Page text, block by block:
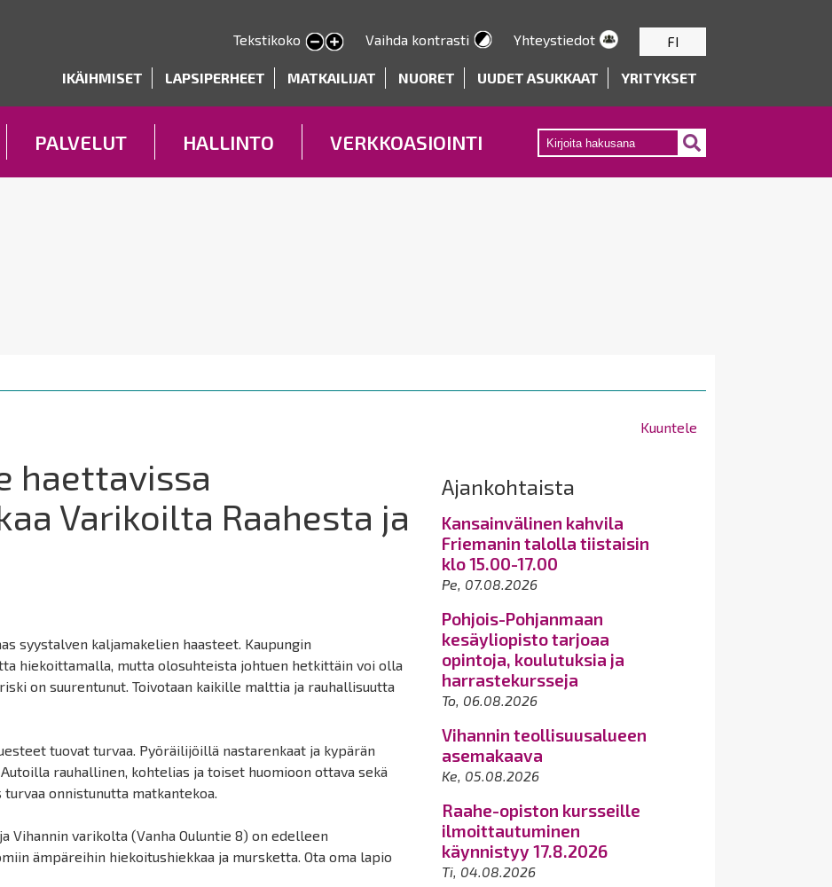
pääsisältöön
Tekstikoko
Pienennä tekstin kokoa
Suurenna tekstin kokoa Vaihda kontrasti Yhteystiedot FI
Kohderyhmät
IKÄIHMISET LAPSIPERHEET MATKAILIJAT NUORET UUDET ASUKKAAT YRITYKSET
PALVELUT HALLINTO VERKKOASIOINTI
Kuuntele
haettavissa
Varikoilta Raahesta ja
syystalven kaljamakelien haasteet. Kaupungin
hiekoittamalla, mutta olosuhteista johtuen hetkittäin voi olla
on suurentunut. Toivotaan kaikille malttia ja rauhallisuutta
tuovat turvaa. Pyöräilijöillä nastarenkaat ja kypärän
rauhallinen, kohtelias ja toiset huomioon ottava sekä
onnistunutta matkantekoa.
Vihannin varikolta (Vanha Ouluntie 8) on edelleen
ämpäreihin hiekoitushiekkaa ja mursketta. Ota oma lapio
Ajankohtaista
Kansainvälinen kahvila
Friemanin talolla tiistaisin
klo 15.00-17.00
Pe, 07.08.2026
Pohjois-Pohjanmaan
kesäyliopisto tarjoaa
opintoja, koulutuksia ja
harrastekursseja
To, 06.08.2026
Vihannin teollisuusalueen
asemakaava
Ke, 05.08.2026
Raahe-opiston kursseille
ilmoittautuminen
käynnistyy 17.8.2026
Ti, 04.08.2026